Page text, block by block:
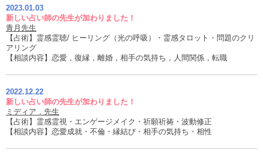
2023.01.03
新しい占い師の先生が加わりました！
青月先生
【占術】霊感霊聴/ ヒーリング（光の呼吸）・霊感タロット・問題のクリ
アリング
【相談内容】恋愛，復縁，離婚，相手の気持ち，人間関係，転職
2022.12.22
新しい占い師の先生が加わりました！
ミディア．先生
【占術】霊感霊視・エンゲージメイク・祈願祈祷・波動修正
【相談内容】恋愛成就・不倫・縁結び・相手の気持ち・相性